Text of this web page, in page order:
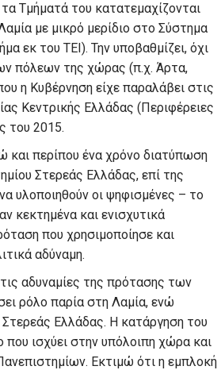
Τμήματά του κατατεμαχίζονται
με μικρό μερίδιο στο Σύστημα
εκ του ΤΕΙ). Την υποβαθμίζει, όχι
πόλεων της χώρας (π.χ. Άρτα,
η Κυβέρνηση είχε παραλάβει στις
Κεντρικής Ελλάδας (Περιφέρειες
του 2015.
και περίπου ένα χρόνο διατύπωση
Στερεάς Ελλάδας, επί της
υλοποιηθούν οι ψηφισμένες – το
κεκτημένα και ενισχυτικά
που χρησιμοποίησε και
αδύναμη.
αδυναμίες της πρότασης των
ρόλο παρία στη Λαμία, ενώ
Ελλάδας. Η κατάργηση του
ισχύει στην υπόλοιπη χώρα και
Εκτιμώ ότι η εμπλοκή